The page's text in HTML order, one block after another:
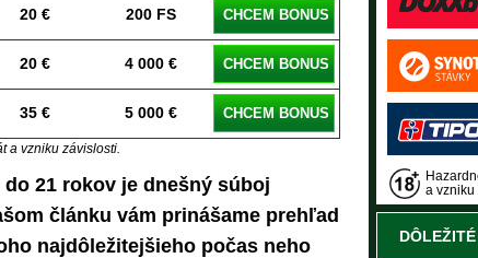
20 € 200 FS CHCEM BONUS
20 € 4 000 € CHCEM BONUS
35 € 5 000 € CHCEM BONUS
a vzniku závislosti.
21 rokov je dnešný súboj
článku vám prinášame prehľad
najdôležitejšieho počas neho
a vzniku